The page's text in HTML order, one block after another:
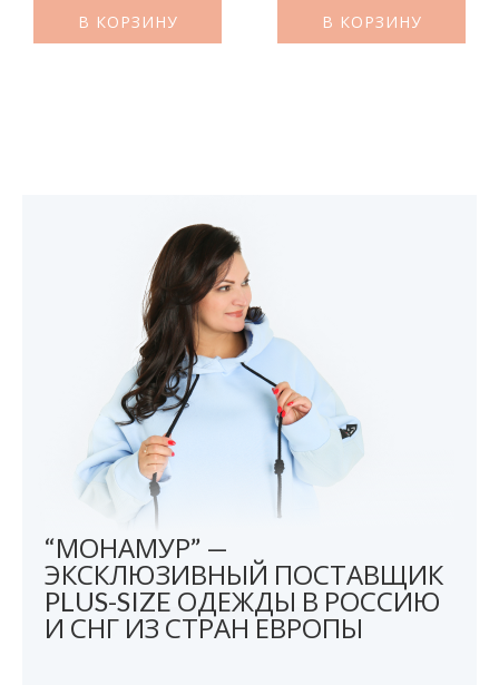
В КОРЗИНУ В КОРЗИНУ
“МОНАМУР” —
ЭКСКЛЮЗИВНЫЙ ПОСТАВЩИК
PLUS-SIZE ОДЕЖДЫ В РОССИЮ
И СНГ ИЗ СТРАН ЕВРОПЫ